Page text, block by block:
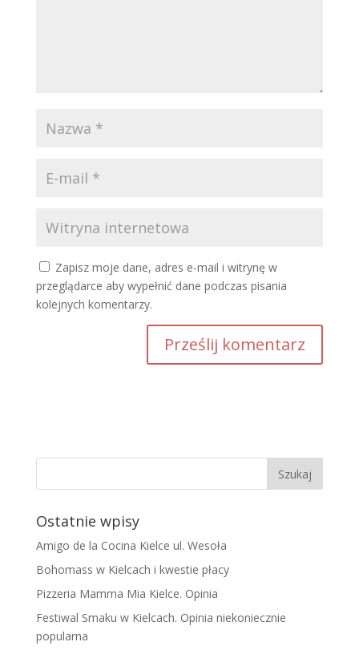
Zapisz moje dane, adres e-mail i witrynę w
przeglądarce aby wypełnić dane podczas pisania
kolejnych komentarzy.
Ostatnie wpisy
Amigo de la Cocina Kielce ul. Wesoła
Bohomass w Kielcach i kwestie płacy
Pizzeria Mamma Mia Kielce. Opinia
Festiwal Smaku w Kielcach. Opinia niekoniecznie
popularna